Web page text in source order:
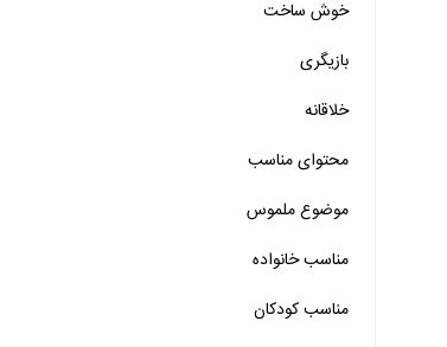
خیر
خیر
خیر
خیر تقریبا
خیر تقریبا
خیر
خوش ساخت
بازیگری
خلاقانه
محتوای مناسب
موضوع ملموس
مناسب خانواده‌
مناسب کودکان